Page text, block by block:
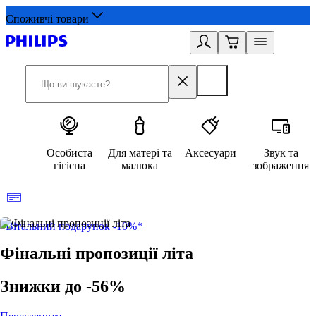
Споживчі товари
Особиста
гігієна
Для матері та
малюка
Аксесуари
Звук та
зображення
Вітальний подарунок -10%*
Фінальні пропозиції літа
Знижки до -56%